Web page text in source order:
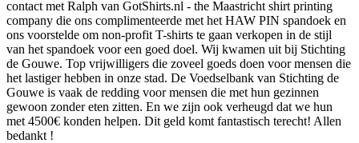
contact met Ralph van GotShirts.nl - the Maastricht shirt printing
company die ons complimenteerde met het HAW PIN spandoek en
ons voorstelde om non-profit T-shirts te gaan verkopen in de stijl
van het spandoek voor een goed doel. Wij kwamen uit bij Stichting
de Gouwe. Top vrijwilligers die zoveel goeds doen voor mensen die
het lastiger hebben in onze stad. De Voedselbank van Stichting de
Gouwe is vaak de redding voor mensen die met hun gezinnen
gewoon zonder eten zitten. En we zijn ook verheugd dat we hun
met 4500€ konden helpen. Dit geld komt fantastisch terecht! Allen
bedankt !